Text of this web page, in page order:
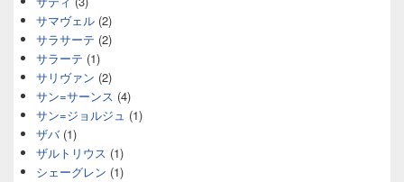
サマヴェル (2)
サラサーテ (2)
サラーテ (1)
サリヴァン (2)
サン=サーンス (4)
サン=ジョルジュ (1)
ザバ(1)
ザルトリウス (1)
シェーグレン (1)